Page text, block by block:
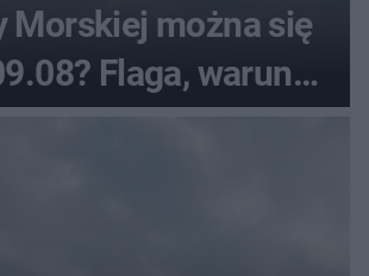
Morskiej można się
Flaga, warunki